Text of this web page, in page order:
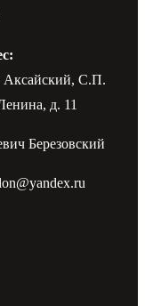
Аксайский, С.П.
д. 11
Березовский